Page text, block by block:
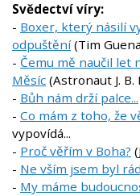
Svědectví víry:
- Boxer, který násilí
odpuštění(Tim
- Čemu mě naučil let
Měsíc (Astronaut J.
- Bůh nám drží palce...
- Co mám z toho, že
vypovídá...
- Proč věřím v Boha?
- Ne vším jsem byl rád
- My máme